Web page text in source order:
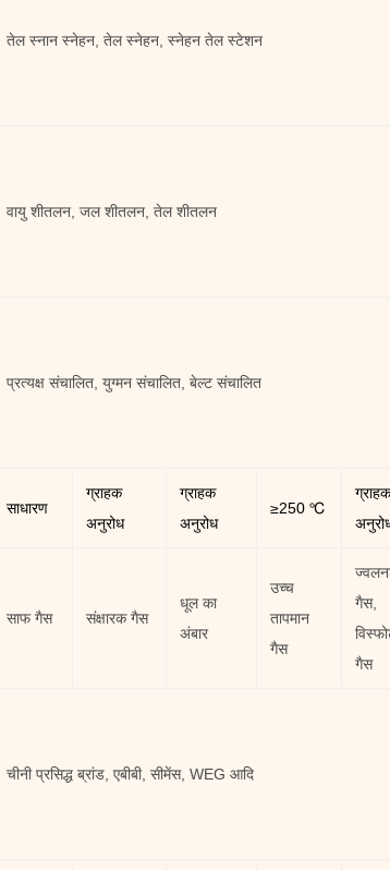
तेल स्नान स्नेहन, तेल स्नेहन, स्नेहन तेल स्टेशन
वायु शीतलन, जल शीतलन, तेल शीतलन
प्रत्यक्ष संचालित, युग्मन संचालित, बेल्ट संचालित
साधारण
ग्राहक
अनुरोध
ग्राहक
अनुरोध
≥250 ℃
ग्राहक
साफ गैस संक्षारक गैस
धूल का
अंबार
उच्च
तापमान
गैस
गैस,
गैस
चीनी प्रसिद्ध ब्रांड, एबीबी, सीमेंस, WEG आदि